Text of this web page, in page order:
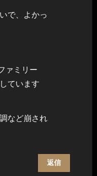
で、よかっ
ァミリー
ています
など崩され
返信